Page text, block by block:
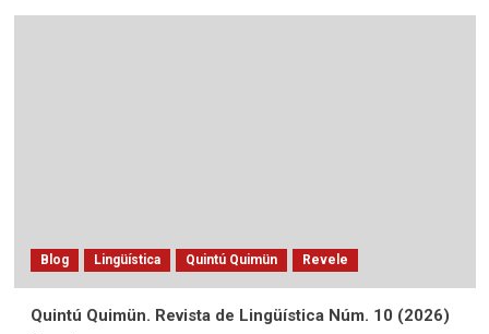
Blog Lingüística Quintú Quimün Revele
Quintú Quimün. Revista de Lingüística Núm. 10 (2026)